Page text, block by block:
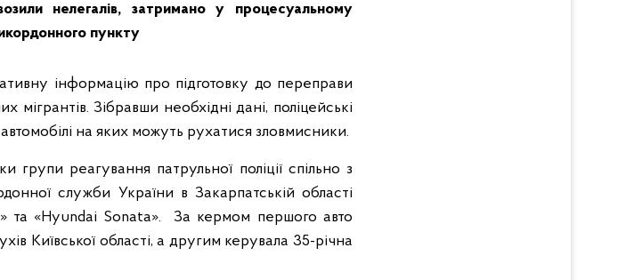
нелегалів, затримано у процесуальному
пункту
інформацію про підготовку до переправи
Зібравши необхідні дані, поліцейські
на яких можуть рухатися зловмисники.
групи реагування патрульної поліції спільно з
служби України в Закарпатській області
та «Hyundai Sonata».
За кермом першого авто
Київської області, а другим керувала 35-річна